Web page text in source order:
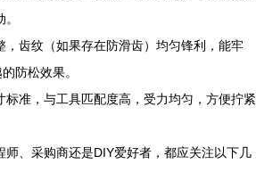
，齿纹（如果存在防滑齿）均匀锋利，能牢
防松效果。
标准，与工具匹配度高，受力均匀，方便拧紧
师、采购商还是DIY爱好者，都应关注以下几